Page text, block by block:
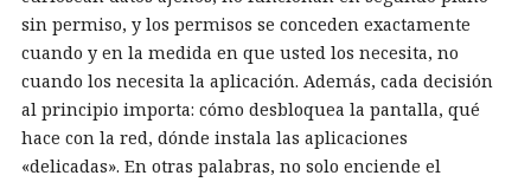
sin permiso, y los permisos se conceden exactamente
cuando y en la medida en que usted los necesita, no
cuando los necesita la aplicación. Además, cada decisión
al principio importa: cómo desbloquea la pantalla, qué
hace con la red, dónde instala las aplicaciones
«delicadas». En otras palabras, no solo enciende el